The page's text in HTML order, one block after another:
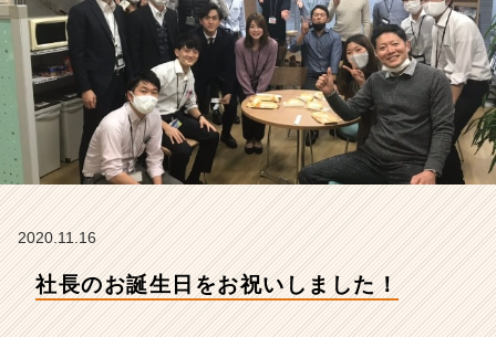
社
イ
ズ
の
タ
イ
ム
ベ
2020.11.16
社長のお誕生日をお祝いしました！